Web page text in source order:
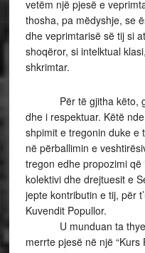
vetëm një pjesë e
thosha, pa mëdyshje, se
dhe veprimtarisë së tij si
shoqëror, si intelktual
shkrimtar.
Për të gjitha këto,
dhe i respektuar. Këtë
shpimit e tregonin duke e
në përballimin e
tregon edhe propozimi
kolektivi dhe drejtuesit e
jepte kontributin e tij, për
Kuvendit Popullor.
U munduan ta
merrte pjesë në një